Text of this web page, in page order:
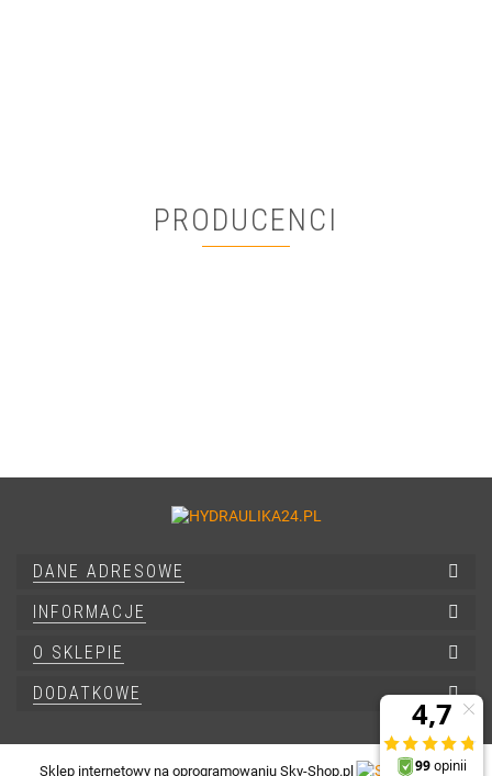
PRODUCENCI
DANE ADRESOWE
INFORMACJE
O SKLEPIE
DODATKOWE
Sklep internetowy na oprogramowaniu Sky-Shop.pl